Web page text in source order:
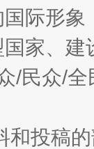
际形
家、
/民众/
和投稿